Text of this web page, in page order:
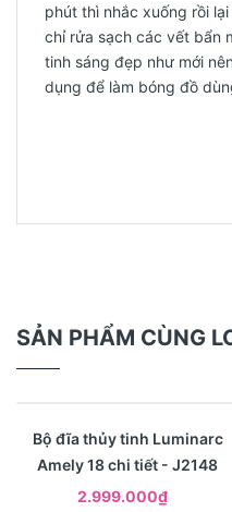
phút thì nhắc xuống rồi
chỉ rửa sạch các vết bẩn
tinh sáng đẹp như mới
dụng để làm bóng đồ
SẢN PHẨM CÙNG
Xem nhanh
Bộ đĩa thủy tinh Luminarc
Amely 18 chi tiết - J2148
2.999.000₫